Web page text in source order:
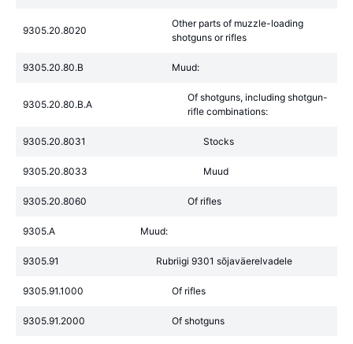
9305.20.8020
Other parts of muzzle-loading
shotguns or rifles
9305.20.80.B Muud:
9305.20.80.B.A
Of shotguns, including shotgun-
rifle combinations:
9305.20.8031 Stocks
9305.20.8033 Muud
9305.20.8060 Of rifles
9305.A Muud:
9305.91 Rubriigi 9301 sõjaväerelvadele
9305.91.1000 Of rifles
9305.91.2000 Of shotguns